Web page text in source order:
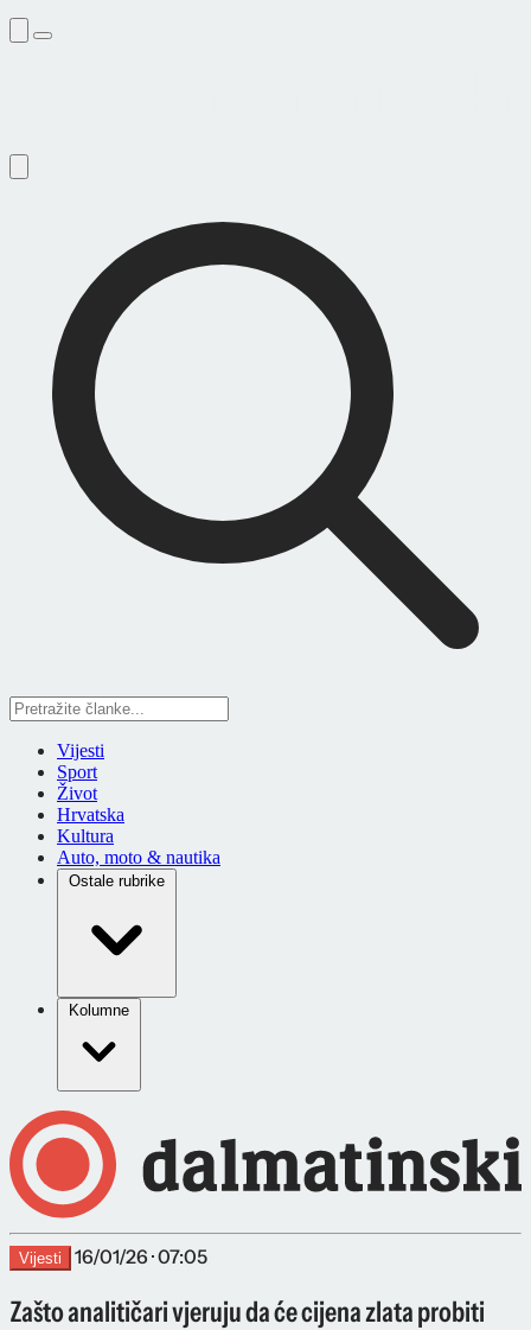
Vijesti
Sport
Život
Hrvatska
Kultura
Auto, moto & nautika
Ostale rubrike
Kolumne
Vijesti 16/01/26 · 07:05
Zašto analitičari vjeruju da će cijena zlata probiti